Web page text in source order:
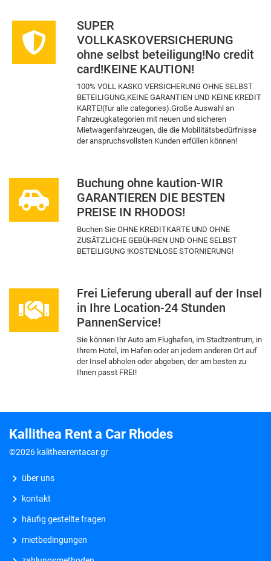
SUPER
VOLLKASKOVERSICHERUNG
ohne selbst beteiligung!No credit
card!ΚEINE KAUTION!
100% VOLL KASKO VERSICHERUNG OHNE SELBST
BETEILIGUNG,KEINE GARANTIEN UND KEINE KREDIT
KARTE!(fur alle categories).Große Auswahl an
Fahrzeugkategorien mit neuen und sicheren
Mietwagenfahrzeugen, die die Mobilitätsbedürfnisse
der anspruchsvollsten Kunden erfüllen können!
Buchung ohne kaution-WIR
GARANTIEREN DIE BESTEN
PREISE IN RHODOS!
Buchen Sie OHNE KREDITKARTE UND OHNE
ZUSÄTZLICHE GEBÜHREN UND OHNE SELBST
BETEILIGUNG !KOSTENLOSE STORNIERUNG!
Frei Lieferung uberall auf der Insel
in Ihre Location-24 Stunden
PannenService!
Sie können Ihr Auto am Flughafen, im Stadtzentrum, in
Ihrem Hotel, im Hafen oder an jedem anderen Ort auf
der Insel abholen oder abgeben, der am besten zu
Ihnen passt FREI!
Kallithea Rent a Car Rhodes
©2026 kalithearentacar.gr
über uns
kontakt
häufig gestellte fragen
mietbedingungen